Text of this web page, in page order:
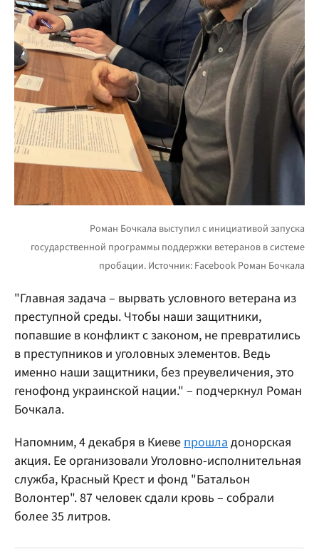
"Главная задача – вырвать условного ветерана из
преступной среды. Чтобы наши защитники,
попавшие в конфликт с законом, не превратились
в преступников и уголовных элементов. Ведь
именно наши защитники, без преувеличения, это
генофонд украинской нации." – подчеркнул Роман
Бочкала.
Напомним, 4 декабря в Киевепрошладонорская
акция. Ее организовали Уголовно-исполнительная
служба, Красный Крест и фонд "Батальон
Волонтер". 87 человек сдали кровь – собрали
более 35 литров.